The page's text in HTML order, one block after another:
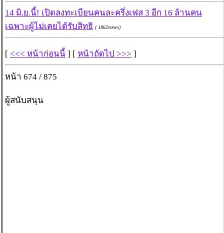
14 มิ.ย.นี้! เปิดลงทะเบียนคนละครึ่งเฟส 3 อีก 16 ล้านคน
เฉพาะผู้ไม่เคยได้รับสิทธิ ( 1862views)
[ <<< หน้าก่อนนี้ ] [ หน้าถัดไป >>> ]
หน้า 674 / 875
ผู้สนับสนุน